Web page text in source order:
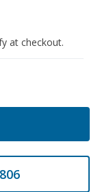
at checkout.